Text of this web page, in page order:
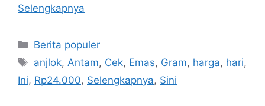
Selengkapnya
Kategori
Berita populer
Tag
anjlok,Antam, Cek, Emas, Gram, harga, hari,
Ini, Rp24.000, Selengkapnya, Sini